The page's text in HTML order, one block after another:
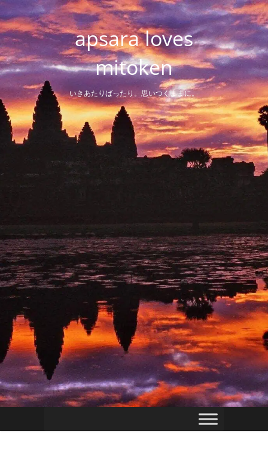
Skip
to
content
apsara loves
mitoken
いきあたりばったり。思いつくままに。